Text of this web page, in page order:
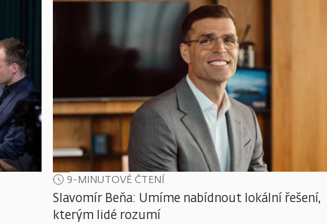
9-MINUTOVÉ ČTENÍ
Slavomír Beňa: Umíme nabídnout lokální řešení,
kterým lidé rozumí